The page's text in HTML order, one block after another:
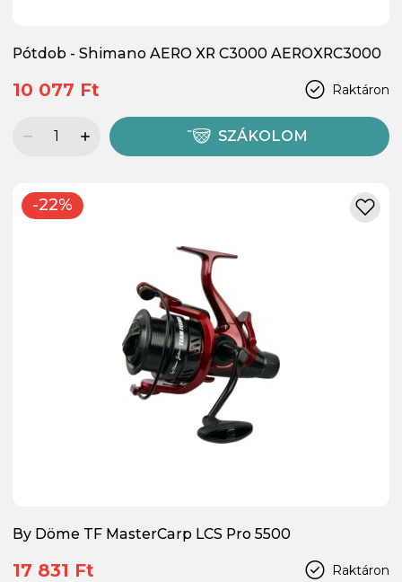
Pótdob - Shimano AERO XR C3000 AEROXRC3000
Raktáron
10 077 Ft
SZÁKOLOM
-22%
By Döme TF MasterCarp LCS Pro 5500
Raktáron
17 831 Ft